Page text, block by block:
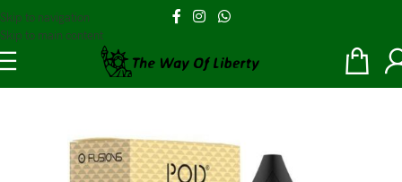
Skip to navigation
Skip to main content